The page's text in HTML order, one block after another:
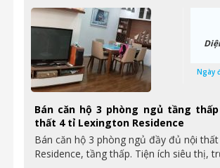
Bán căn hộ 3 phòng ngủ tầng
thất 4 tỉ Lexington Residence
Bán căn hộ 3 phòng ngủ đầy đủ nội
Residence, tầng thấp. Tiện ích siêu thị,
Ngày